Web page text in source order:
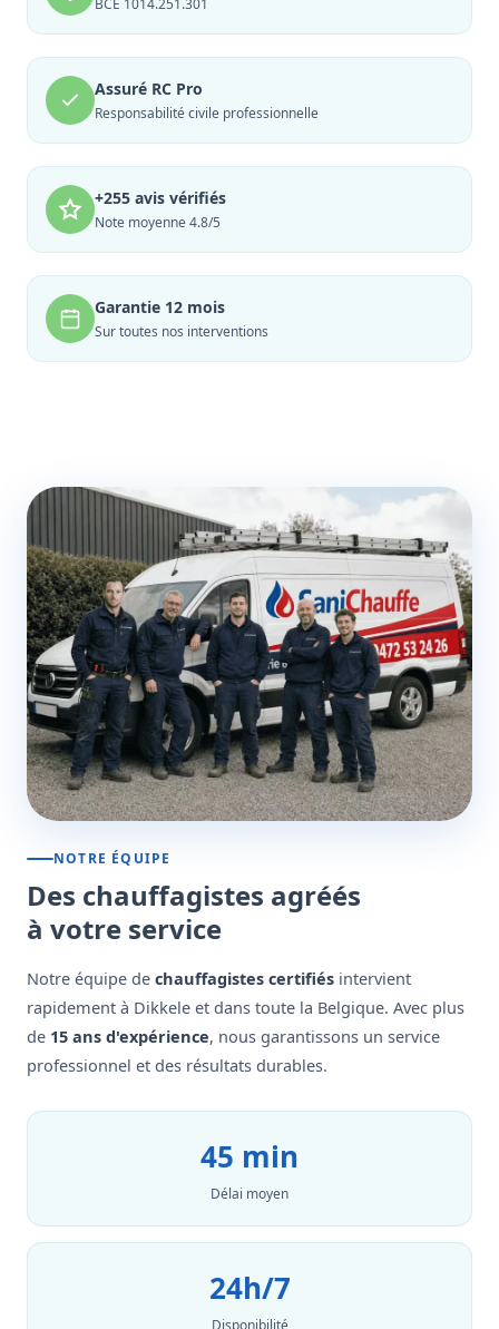
BCE 1014.251.301
Assuré RC Pro
Responsabilité civile professionnelle
+255 avis vérifiés
Note moyenne 4.8/5
Garantie 12 mois
Sur toutes nos interventions
NOTRE ÉQUIPE
Des chauffagistes agréés
à votre service
Notre équipe de chauffagistes certifiés intervient
rapidement à Dikkele et dans toute la Belgique. Avec plus
de 15 ans d'expérience, nous garantissons un service
professionnel et des résultats durables.
45 min
Délai moyen
24h/7
Disponibilité